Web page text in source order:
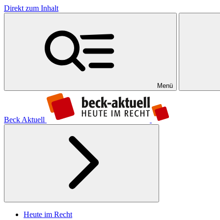
Direkt zum Inhalt
Menü
Beck Aktuell
Heute im Recht